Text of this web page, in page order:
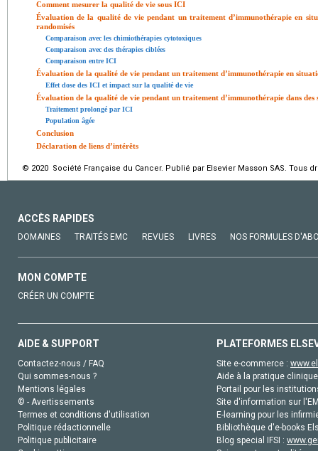
Comment mesurer la qualité de vie sous ICI
Évaluation de la qualité de vie pendant un traitement d’immunothérapie en
randomisés
Comparaison avec les chimiothérapies cytotoxiques
Comparaison avec des thérapies ciblées
Comparaison entre ICI
Évaluation de la qualité de vie pendant un traitement d’immunothérapie en
Effet dose des ICI et impact sur la qualité de vie
Évaluation de la qualité de vie pendant un traitement d’immunothérapie dans
Traitement prolongé par ICI
Population âgée
Conclusion
Déclaration de liens d’intérêts
© 2020 Société Française du Cancer. Publié par Elsevier Masson SAS. Tous
ACCÈS RAPIDES
DOMAINES TRAITÉS EMC REVUES LIVRES NOS FORMULES
MON COMPTE
CRÉER UN COMPTE
AIDE & SUPPORT
Contactez-nous / FAQ
Qui sommes-nous ?
Mentions légales
© - Avertissements
Termes et conditions d'utilisation
Politique rédactionnelle
Politique publicitaire
PLATEFORMES
Site e-commerce :
Aide à la pratique
Portail pour les
Site d'information sur
E-learning pour les
Bibliothèque d'e-books
Blog special IFSI :